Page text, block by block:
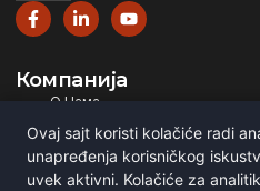
Компанија
О Нама
Дигитална Телевизија
Дигитални Радио
Емитовање Програма
Ovaj sajt koristi kolačiće radi
unapređenja korisničkog
uvek aktivni. Kolačiće za